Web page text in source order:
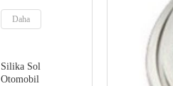
Daha
Silika Sol
Otomobil